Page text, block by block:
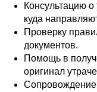
Консультацию о
куда
Проверку
документов.
Помощь в
оригинал
Сопровождение